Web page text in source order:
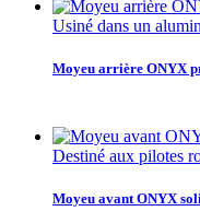
Usiné dans un
Moyeu arrière ONYX
Destiné aux pilotes
Moyeu avant ONYX